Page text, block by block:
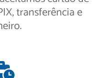
transferência e